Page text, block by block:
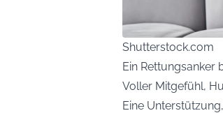
Shutterstock.com
Ein Rettungsanker
Voller Mitgefühl,
Eine